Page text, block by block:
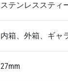
ステンレススティ
内箱、外箱、ギャ
27mm